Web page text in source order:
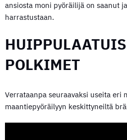
ansiosta moni pyöräilijä on saanut
harrastustaan.
POLKIMET
Verrataanpa seuraavaksi useita eri
maantiepyöräilyyn keskittyneiltä